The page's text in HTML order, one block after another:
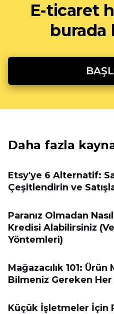
E-ticaret
burada
Daha fazla
Etsy'ye 6 Alternatif:
Çeşitlendirin ve
Paranız Olmadan
Kredisi Alabilirsiniz
Yöntemleri)
Mağazacılık 101: Ürün
Bilmeniz Gereken Her
Küçük İşletmeler İçin